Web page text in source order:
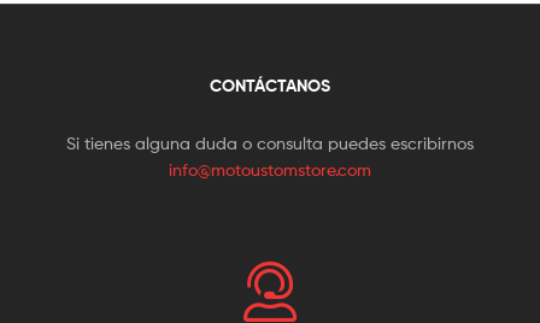
CONTÁCTANOS
Si tienes alguna duda o consulta puedes escribirnos
info@motoustomstore.com